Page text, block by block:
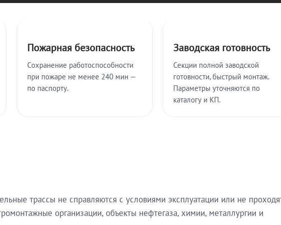
Пожарная безопасность
Сохранение работоспособности
при пожаре не менее 240 мин —
по паспорту.
Заводская готовность
Секции полной заводской
готовности, быстрый монтаж.
Параметры уточняются по
каталогу и КП.
трассы не справляются с условиями эксплуатации или не
организации, объекты нефтегаза, химии, металлургии и